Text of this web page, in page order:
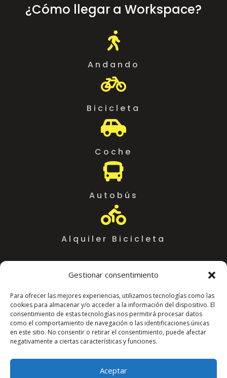
Gestionar consentimiento
Para ofrecer las mejores experiencias, utilizamos tecnologías como las
cookies para almacenar y/o acceder a la información del dispositivo. El
consentimiento de estas tecnologías nos permitirá procesar datos
como el comportamiento de navegación o las identificaciones únicas
en este sitio. No consentir o retirar el consentimiento, puede afectar
negativamente a ciertas características y funciones.
Aceptar
¿Cómo llegar a Workspace?

Andando

Bicicleta

Coche

Autobús

Alquiler Bicicleta